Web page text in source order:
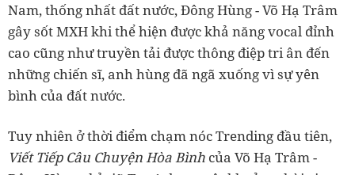
Nam, thống nhất đất nước, Đông Hùng - Võ Hạ Trâm
gây sốt MXH khi thể hiện được khả năng vocal đỉnh
cao cũng như truyền tải được thông điệp tri ân đến
những chiến sĩ, anh hùng đã ngã xuống vì sự yên
bình của đất nước.
Tuy nhiên ở thời điểm chạm nóc Trending đầu tiên,
Viết Tiếp Câu Chuyện Hòa Bình của Võ Hạ Trâm -